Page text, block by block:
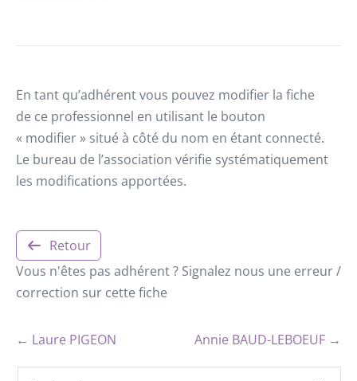
En tant qu’adhérent vous pouvez modifier la fiche
de ce professionnel en utilisant le bouton
« modifier » situé à côté du nom en étant connecté.
Le bureau de l’association vérifie systématiquement
les modifications apportées.
Retour
Vous n'êtes pas adhérent ? Signalez nous une erreur /
correction sur cette fiche
← Laure PIGEON Annie BAUD-LEBOEUF →